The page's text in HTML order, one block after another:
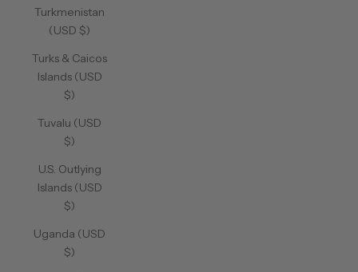
Turkmenistan
(USD $)
Turks & Caicos
Islands (USD
$)
Tuvalu (USD
$)
U.S. Outlying
Islands (USD
$)
Uganda (USD
$)